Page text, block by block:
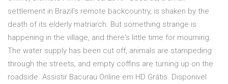
settlement in Brazil's remote backcountry, is shaken by the
death of its elderly matriarch. But something strange is
happening in the village, and there's little time for mourning.
The water supply has been cut off, animals are stampeding
through the streets, and empty coffins are turning up on the
roadside. Assistir Bacurau Online em HD Grátis. Disponivel